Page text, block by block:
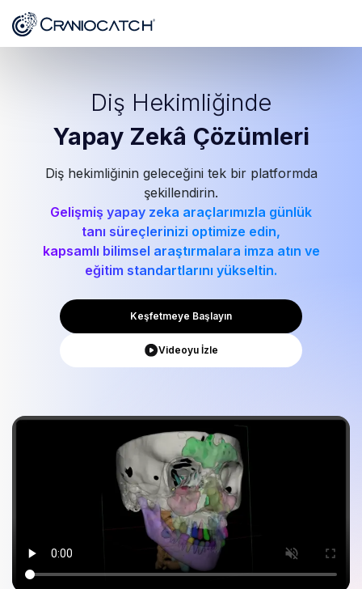
Diş Hekimliğinde
Yapay Zekâ Çözümleri
Diş hekimliğinin geleceğini tek bir platformda
şekillendirin.
Gelişmiş yapay zeka araçlarımızla günlük
tanı süreçlerinizi optimize edin,
kapsamlı bilimsel araştırmalara imza atın ve
eğitim standartlarını yükseltin.
Keşfetmeye Başlayın
Videoyu İzle